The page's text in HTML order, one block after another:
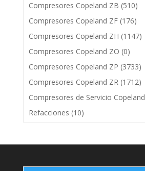
Compresores Copeland ZB (510)
Compresores Copeland ZF (176)
Compresores Copeland ZH (1147)
Compresores Copeland ZO (0)
Compresores Copeland ZP (3733)
Compresores Copeland ZR (1712)
Compresores de Servicio Copeland
Refacciones (10)